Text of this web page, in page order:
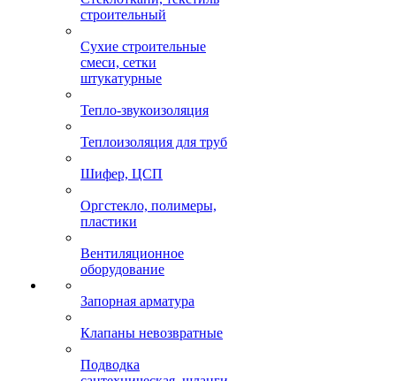
строительный
Сухие строительные
смеси, сетки
штукатурные
Тепло-звукоизоляция
Теплоизоляция для труб
Шифер, ЦСП
Оргстекло, полимеры,
пластики
Вентиляционное
оборудование
Запорная арматура
Клапаны невозвратные
Подводка